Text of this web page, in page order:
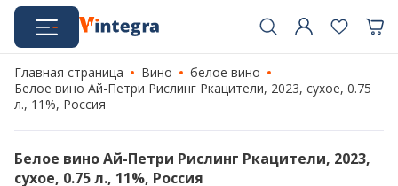
Главная страница Вино
белое вино
Белое вино Ай-Петри Рислинг Ркацители, 2023, сухое, 0.75
л., 11%, Россия
Белое вино Ай-Петри Рислинг Ркацители, 2023,
сухое, 0.75 л., 11%, Россия